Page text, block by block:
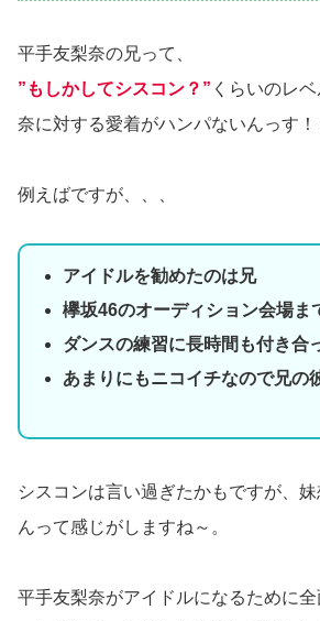
平手友梨奈の兄って、
”もしかしてシスコン？” くらいのレ
奈に対する愛着がハンパないんっす
例えばですが、、、
アイドルを勧めたのは兄
欅坂46のオーディション会場ま
ダンスの練習に長時間も付き合
あまりにもニコイチなので兄の
シスコンは言い過ぎたかもですが、
んって感じがしますね～。
平手友梨奈がアイドルになるために